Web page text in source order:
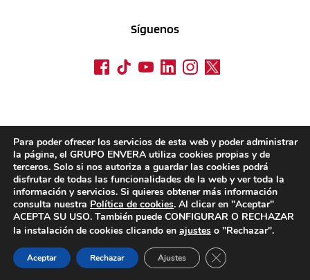
Síguenos
Para poder ofrecer los servicios de esta web y poder administrar
la página, el GRUPO ENVERA utiliza cookies propias y de
terceros. Solo si nos autoriza a guardar las cookies podrá
disfrutar de todas las funcionalidades de la web y ver toda la
información y servicios. Si quieres obtener más información
consulta nuestra Política de cookies. Al clicar en "Aceptar"
ACEPTA SU USO. También puede CONFIGURAR O RECHAZAR
la instalación de cookies clicando en ajustes o "Rechazar".
Aceptar Rechazar Ajustes CERRAR EL